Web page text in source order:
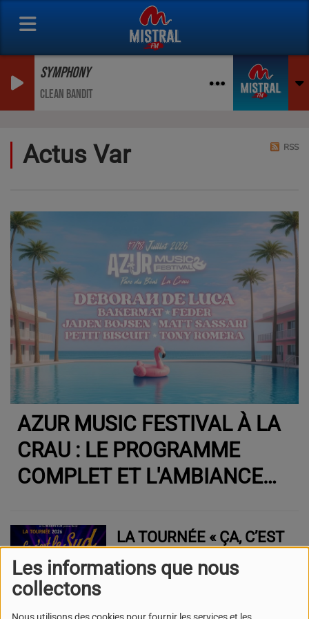
Les informations que nous
collectons
SYMPHONY
CLEAN BANDIT
Actus Var RSS
AZUR MUSIC FESTIVAL À LA
CRAU : LE PROGRAMME
COMPLET ET L'AMBIANCE
LA TOURNÉE « ÇA, C’EST
LE SUD » EST DE RETOUR
: 30 CONCERTS